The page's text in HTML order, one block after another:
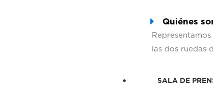
Quiénes
las dos ruedas
SALA DE